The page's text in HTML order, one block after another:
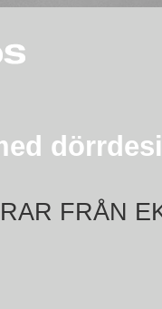
FRÅN